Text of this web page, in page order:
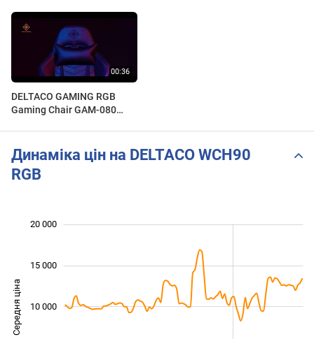
DELTACO GAMING RGB
Gaming Chair GAM-080
Динаміка цін на DELTACO WCH90
RGB
Середня ціна 10 000
10 000
15 000
20 000